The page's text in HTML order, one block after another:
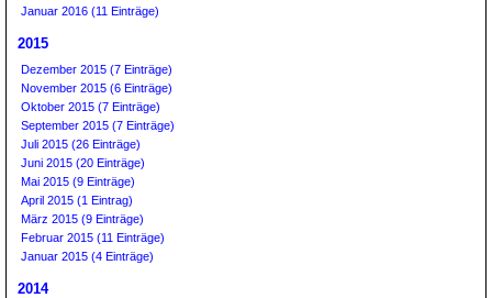
Januar 2016 (11 Einträge)
2015
Dezember 2015 (7 Einträge)
November 2015 (6 Einträge)
Oktober 2015 (7 Einträge)
September 2015 (7 Einträge)
Juli 2015 (26 Einträge)
Juni 2015 (20 Einträge)
Mai 2015 (9 Einträge)
April 2015 (1 Eintrag)
März 2015 (9 Einträge)
Februar 2015 (11 Einträge)
Januar 2015 (4 Einträge)
2014